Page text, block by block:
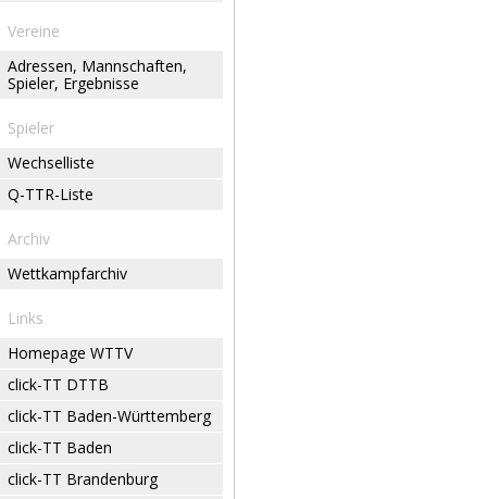
Vereine
Adressen, Mannschaften,
Spieler, Ergebnisse
Spieler
Wechselliste
Q-TTR-Liste
Archiv
Wettkampfarchiv
Links
Homepage WTTV
click-TT DTTB
click-TT Baden-Württemberg
click-TT Baden
click-TT Brandenburg